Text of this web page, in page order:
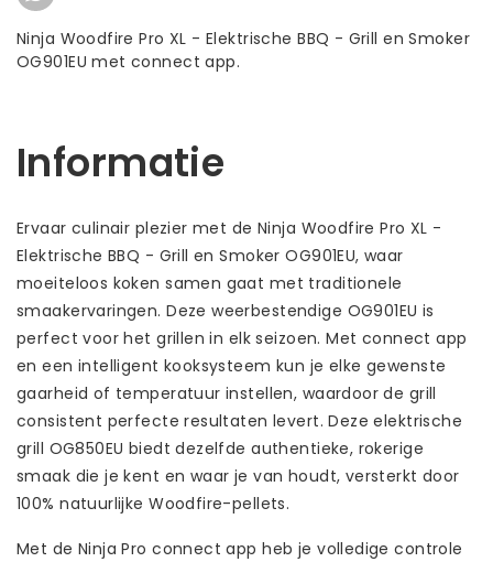
Ninja Woodfire Pro XL - Elektrische BBQ - Grill en Smoker
OG901EU met connect app.
Informatie
Ervaar culinair plezier met de Ninja Woodfire Pro XL -
Elektrische BBQ - Grill en Smoker OG901EU, waar
moeiteloos koken samen gaat met traditionele
smaakervaringen. Deze weerbestendige OG901EU is
perfect voor het grillen in elk seizoen. Met connect app
en een intelligent kooksysteem kun je elke gewenste
gaarheid of temperatuur instellen, waardoor de grill
consistent perfecte resultaten levert. Deze elektrische
grill OG850EU biedt dezelfde authentieke, rokerige
smaak die je kent en waar je van houdt, versterkt door
100% natuurlijke Woodfire-pellets.
Met de Ninja Pro connect app heb je volledige controle